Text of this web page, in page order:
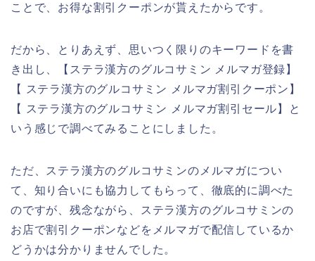
ことで、お得な割引クーポンが貰えたからです。
だから、とりあえず、思いつく限りのキーワードを書
き出し、【ステラ漢方のグルコサミン メルマガ登録】
【 ステラ漢方のグルコサミン メルマガ割引クーポン】
【 ステラ漢方のグルコサミン メルマガ割引セール】と
いう感じで調べてみることにしました。
ただ、ステラ漢方のグルコサミンのメルマガについ
て、知り合いにも協力してもらって、徹底的に調べた
のですが、残念ながら、ステラ漢方のグルコサミンの
お店で割引クーポンなどをメルマガで配信しているか
どうかは分かりませんでした。